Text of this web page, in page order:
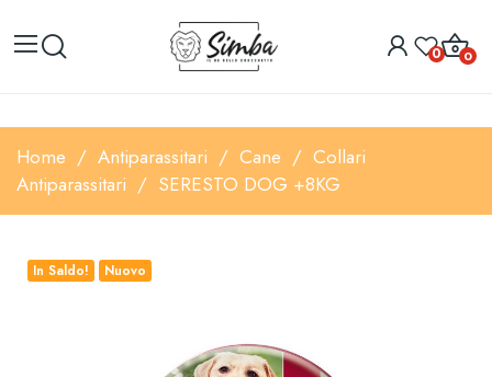
0 0
Home Antiparassitari Cane
Collari
Antiparassitari
SERESTO DOG +8KG
In Saldo! Nuovo